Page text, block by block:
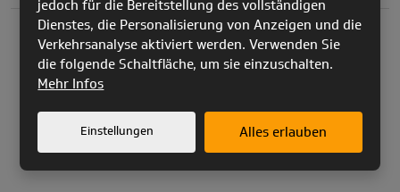
jedoch für die Bereitstellung des vollständigen
Dienstes, die Personalisierung von Anzeigen und die
Verkehrsanalyse aktiviert werden. Verwenden Sie
die folgende Schaltfläche, um sie einzuschalten.
Mehr Infos
Einstellungen Alles erlauben